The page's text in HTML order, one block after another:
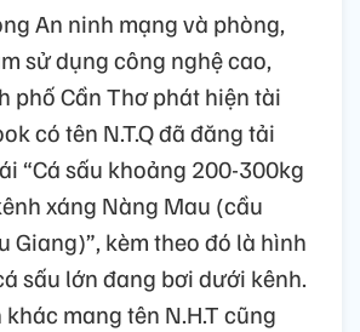
An ninh mạng và phòng,
sử dụng công nghệ cao,
phố Cần Thơ phát hiện tài
có tên N.T.Q đã đăng tải
“Cá sấu khoảng 200-300kg
xáng Nàng Mau (cầu
Giang)”, kèm theo đó là hình
sấu lớn đang bơi dưới kênh.
mang tên N.H.T cũng